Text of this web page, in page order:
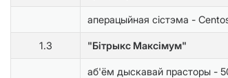
аперацыйная сістэма -
1.3 "Бітрыкс Максімум"
аб'ём дыскавай прасторы -